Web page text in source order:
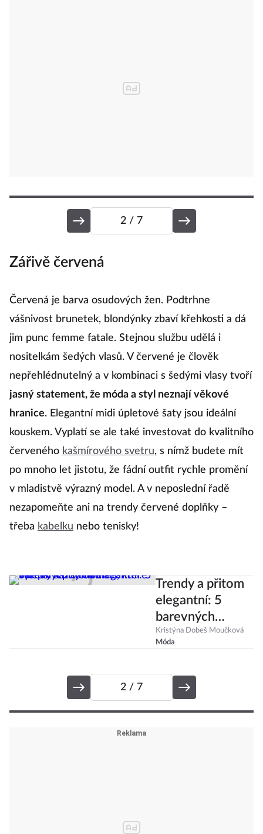
2 / 7
Zářivě červená
Červená je barva osudových žen. Podtrhne
vášnivost brunetek, blondýnky zbaví křehkosti a dá
jim punc femme fatale. Stejnou službu udělá i
nositelkám šedých vlasů. V červené je člověk
nepřehlédnutelný a v kombinaci s šedými vlasy tvoří
jasný statement, že móda a styl neznají věkové
hranice. Elegantní midi úpletové šaty jsou ideální
kouskem. Vyplatí se ale také investovat do kvalitního
červeného kašmírového svetru, s nímž budete mít
po mnoho let jistotu, že fádní outfit rychle promění
v mladistvě výrazný model. A v neposlední řadě
nezapomeňte ani na trendy červené doplňky –
třeba kabelku nebo tenisky!
Trendy a přitom
elegantní: 5
barevných
kombinací, které
vylepší každý
Kristýna Dobeš Moučková
Móda
2 / 7